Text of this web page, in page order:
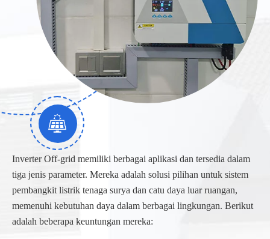
Inverter Off-grid memiliki berbagai aplikasi dan tersedia dalam
tiga jenis parameter. Mereka adalah solusi pilihan untuk sistem
pembangkit listrik tenaga surya dan catu daya luar ruangan,
memenuhi kebutuhan daya dalam berbagai lingkungan. Berikut
adalah beberapa keuntungan mereka: